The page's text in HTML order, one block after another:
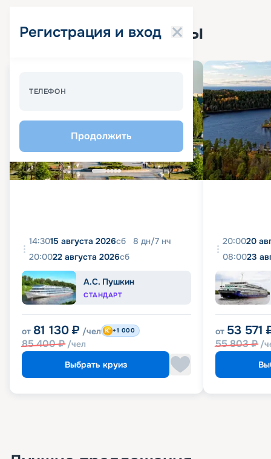
Регистрация и вход
ТЕЛЕФОН
Продолжить
Популярные круизы
14:3015 августа 2026сб 8 дн/7 нч
20:0022 августа 2026сб
А.С. Пушкин
СТАНДАРТ
от 81 130 ₽ /чел
85 400₽ /чел
+1 000
Выбрать круиз
20:0020
08:0023
от 53 571
55 803₽ /